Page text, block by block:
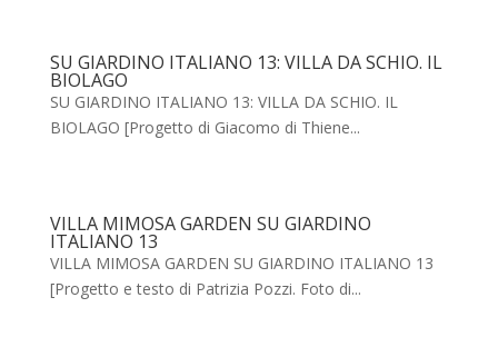
SU GIARDINO ITALIANO 13: VILLA DA SCHIO. IL
BIOLAGO
SU GIARDINO ITALIANO 13: VILLA DA SCHIO. IL
BIOLAGO [Progetto di Giacomo di Thiene...
VILLA MIMOSA GARDEN SU GIARDINO
ITALIANO 13
VILLA MIMOSA GARDEN SU GIARDINO ITALIANO 13
[Progetto e testo di Patrizia Pozzi. Foto di...